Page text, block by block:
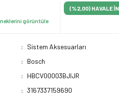
görüntüle
(%2,00) HAVALE
Sistem Aksesuarları
Bosch
HBCV00003BJIJR
3167337159690